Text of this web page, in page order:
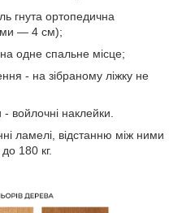
гнута ортопедична
— 4 см);
одне спальне місце;
- на зібраному ліжку не
- войлочні наклейки.
ламелі, відстанню між ними
180 кг.